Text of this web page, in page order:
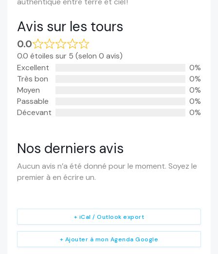
Avis sur les tours
0.0
0.0 étoiles sur 5 (selon 0 avis)
Excellent
0%
Très bon
0%
Moyen
0%
Passable
0%
Décevant
0%
Nos derniers avis
Aucun avis n’a été donné pour le moment. Soyez le
premier à en écrire un.
+ Ajouter à mon Agenda Google
+ iCal / Outlook export